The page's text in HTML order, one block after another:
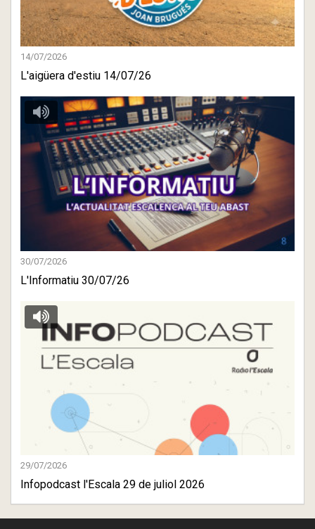
14/07/2026
L'aigüera d'estiu 14/07/26
30/07/2026
L'Informatiu 30/07/26
29/07/2026
Infopodcast l'Escala 29 de juliol 2026